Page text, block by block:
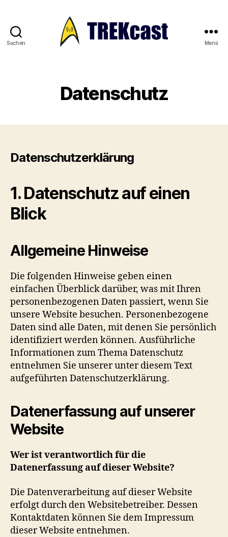
Suchen Menü
Datenschutz
Datenschutzerklärung
1. Datenschutz auf einen
Blick
Allgemeine Hinweise
Die folgenden Hinweise geben einen
einfachen Überblick darüber, was mit Ihren
personenbezogenen Daten passiert, wenn Sie
unsere Website besuchen. Personenbezogene
Daten sind alle Daten, mit denen Sie persönlich
identifiziert werden können. Ausführliche
Informationen zum Thema Datenschutz
entnehmen Sie unserer unter diesem Text
aufgeführten Datenschutzerklärung.
Datenerfassung auf unserer
Website
Wer ist verantwortlich für die
Datenerfassung auf dieser Website?
Die Datenverarbeitung auf dieser Website
erfolgt durch den Websitebetreiber. Dessen
Kontaktdaten können Sie dem Impressum
dieser Website entnehmen.